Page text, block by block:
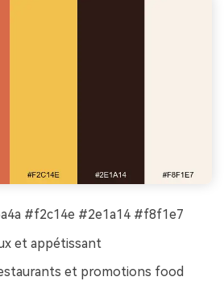
#f2c14e #2e1a14 #f8f1e7
et appétissant
et promotions food